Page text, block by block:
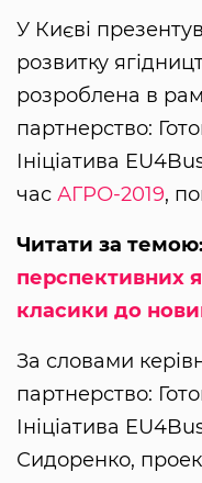
У Києві
розвитку
розроблена в
партнерство:
Ініціатива
час АГРО-2019,
Читати за темою:
перспективних
класики до
За словами
партнерство:
Ініціатива
Сидоренко,